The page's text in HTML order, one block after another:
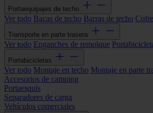
Portaequipajes de techo
Ver todo Bacas de techo Barras de techo
Transporte en parte trasera
Ver todo Enganches de remolque
Portabicicletas
Ver todo Montaje en techo Montaje en parte
Accesorios de camping
Portaesquís
Separadores de carga
Vehículos comerciales